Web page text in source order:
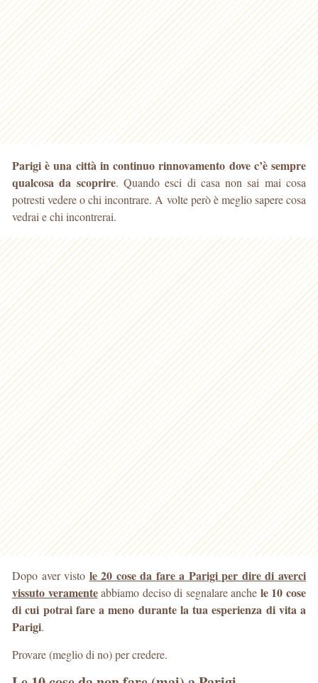
Parigi è una città in continuo rinnovamento dove c’è sempre
qualcosa da scoprire. Quando esci di casa non sai mai cosa
potresti vedere o chi incontrare. A volte però è megliosapere cosa
vedrai e chi incontrerai.
Dopo aver visto le 20 cose da fare a Parigi per dire di averci
vissuto veramenteabbiamo deciso di segnalare anche le 10 cose
di cui potrai fare a meno durante la tua esperienza di vita a
Parigi.
Provare (meglio di no) per credere.